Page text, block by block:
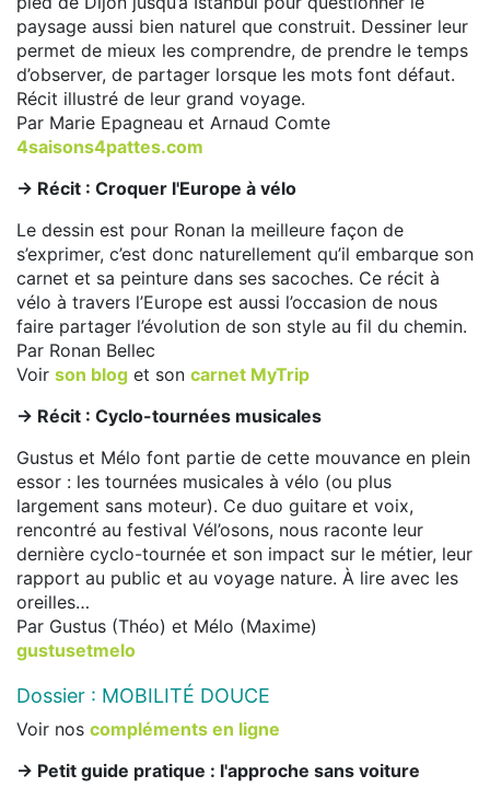
paysage aussi bien naturel que construit. Dessiner leur
permet de mieux les comprendre, de prendre le temps
d’observer, de partager lorsque les mots font défaut.
Récit illustré de leur grand voyage.
Par Marie Epagneau et Arnaud Comte
4saisons4pattes.com
-> Récit : Croquer l'Europe à vélo
Le dessin est pour Ronan la meilleure façon de
s’exprimer, c’est donc naturellement qu’il embarque son
carnet et sa peinture dans ses sacoches. Ce récit à
vélo à travers l’Europe est aussi l’occasion de nous
faire partager l’évolution de son style au fil du chemin.
Par Ronan Bellec
Voir son blog et son carnet MyTrip
-> Récit : Cyclo-tournées musicales
Gustus et Mélo font partie de cette mouvance en plein
essor : les tournées musicales à vélo (ou plus
largement sans moteur). Ce duo guitare et voix,
rencontré au festival Vél’osons, nous raconte leur
dernière cyclo-tournée et son impact sur le métier, leur
rapport au public et au voyage nature. À lire avec les
oreilles…
Par Gustus (Théo) et Mélo (Maxime)
gustusetmelo
Dossier : MOBILITÉ DOUCE
Voir nos compléments en ligne
-> Petit guide pratique : l'approche sans voiture